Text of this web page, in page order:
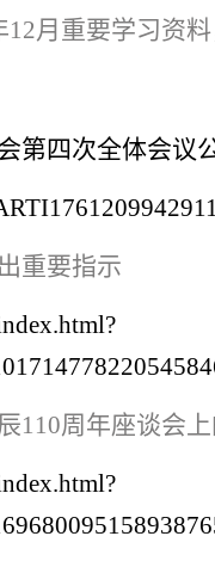
12月重要学习资
第四次全体会议
重要指示
110周年座谈会